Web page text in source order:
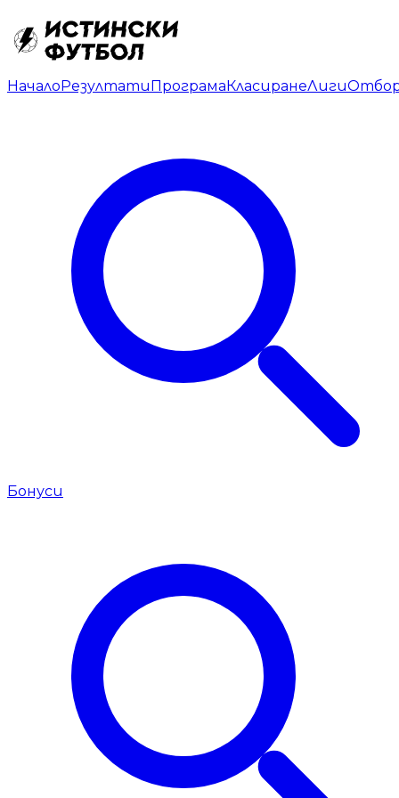
НачалоРезултатиПрограмаКласиранеЛиги
Бонуси